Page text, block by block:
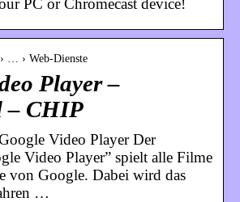
PC or Chromecast device!
… › Web-Dienste
Player –
– CHIP
Video Player Der
Video Player” spielt alle Filme
von Google. Dabei wird das
…